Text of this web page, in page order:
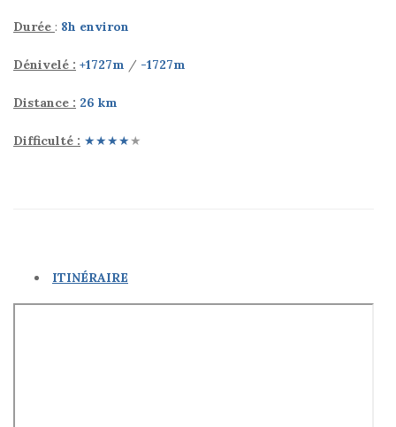
Durée : 8h environ
Dénivelé : +1727m / -1727m
Distance : 26 km
Difficulté : ★★★★ ★
ITINÉRAIRE